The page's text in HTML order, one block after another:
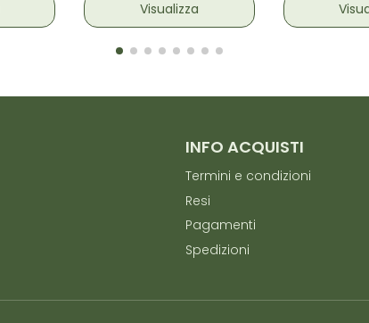
Visualizza
INFO ACQUISTI
Termini e condizioni
Resi
Pagamenti
Spedizioni